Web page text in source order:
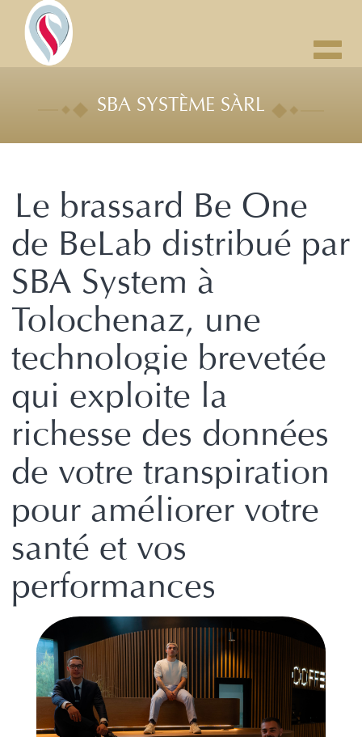
SBA SYSTÈME SÀRL
Le brassard Be One
de BeLab distribué par
SBA System à
Tolochenaz, une
technologie brevetée
qui exploite la
richesse des données
de votre transpiration
pour améliorer votre
santé et vos
performances